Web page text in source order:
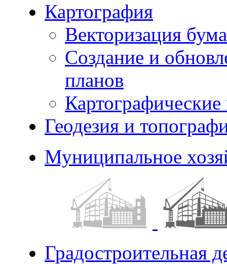
Картография
Векторизация
Создание и
планов
Геодезия и
Муниципальное
Градостроительная